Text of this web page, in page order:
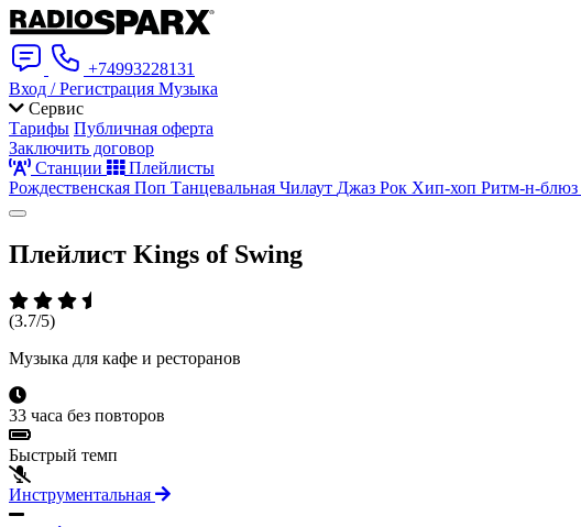
+74993228131
Вход / Регистрация Музыка
Сервис
Тарифы Публичная оферта
Заключить договор
Станции
Плейлисты
Рождественская Поп Танцевальная Чилаут Джаз Рок Хип-хоп Ритм-н-блюз
Плейлист Kings of Swing
(3.7/5)
Музыка для кафе и ресторанов
33 часа без повторов
Быстрый темп
Инструментальная